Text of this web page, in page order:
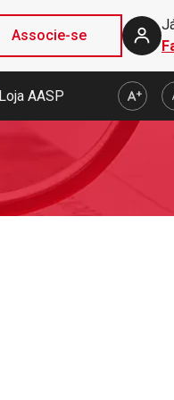
Associe-se
Loja AASP